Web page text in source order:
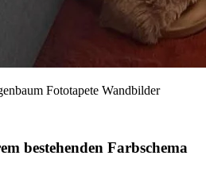
Fototapete Wandbilder
bestehenden Farbschema